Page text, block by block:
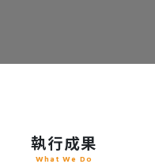
執行成果
What We Do